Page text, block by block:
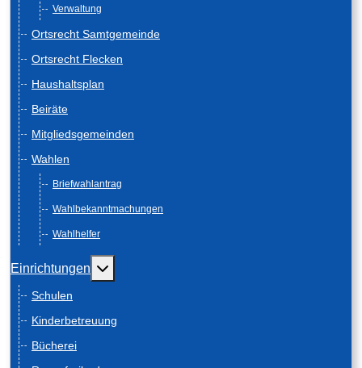
Verwaltung
Ortsrecht Samtgemeinde
Ortsrecht Flecken
Haushaltsplan
Beiräte
Mitgliedsgemeinden
Wahlen
Briefwahlantrag
Wahlbekanntmachungen
Wahlhelfer
Einrichtungen Weitere Informationen: Einrichtungen
Schulen
Kinderbetreuung
Bücherei